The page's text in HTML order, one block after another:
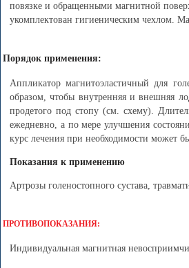
повязке и обращенными магнитной
укомплектован гигиеническим чехлом.
Порядок применения:
Аппликатор магнитоэластичный для
образом, чтобы внутренняя и внешняя
продетого под стопу (см. схему).
ежедневно, а по мере улучшения
курс лечения при необходимости может
Показания к применению
Артрозы голеностопного сустава,
ПРОТИВОПОКАЗАНИЯ:
Индивидуальная магнитная